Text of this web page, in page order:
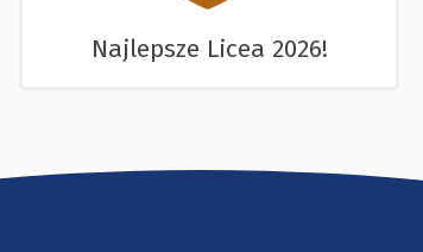
Najlepsze Licea 2026!